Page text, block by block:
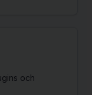
och